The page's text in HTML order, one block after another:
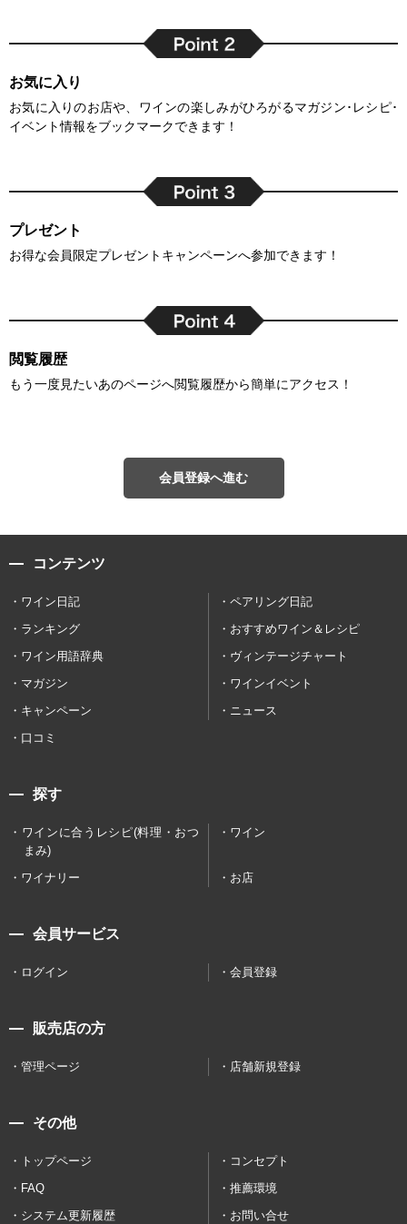
お気に入り
お気に入りのお店や、ワインの楽しみがひろがるマガジン･レシピ･
イベント情報をブックマークできます！
プレゼント
お得な会員限定プレゼントキャンペーンへ参加できます！
閲覧履歴
もう一度見たいあのページへ閲覧履歴から簡単にアクセス！
会員登録へ進む
コンテンツ
ワイン日記
ペアリング日記
ランキング
おすすめワイン＆レシピ
ワイン用語辞典
ヴィンテージチャート
マガジン
ワインイベント
キャンペーン
ニュース
口コミ
探す
ワインに合うレシピ(料理・おつ
まみ)
ワイン
ワイナリー お店
会員サービス
ログイン 会員登録
販売店の方
管理ページ 店舗新規登録
その他
トップページ
コンセプト
FAQ
推薦環境
システム更新履歴
お問い合せ